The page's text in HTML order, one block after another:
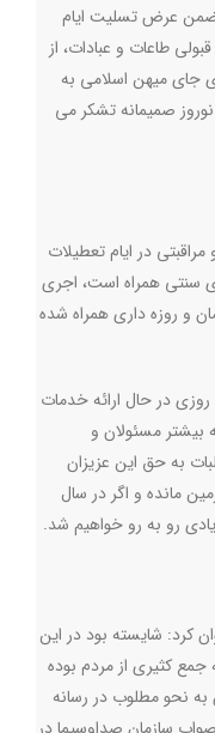
: ضمن عرض تسلیت ایام
طاعات و عبادات، از
جای میهن اسلامی به
صمیمانه تشکر می
در ایام تعطیلات
سنتی همراه است، اجری
و روزه داری همراه شده
روزی در حال ارائه خدمات
بیشتر مسئولان و
به حق این عزیزان
مانده و اگر در سال
رو به رو خواهیم شد.
کرد: شایسته بود در این
جمع کثیری از مردم بوده
نحو مطلوب در رسانه